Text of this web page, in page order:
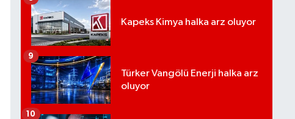
Kapeks Kimya halka arz oluyor
Türker Vangölü Enerji halka arz
oluyor
9
10